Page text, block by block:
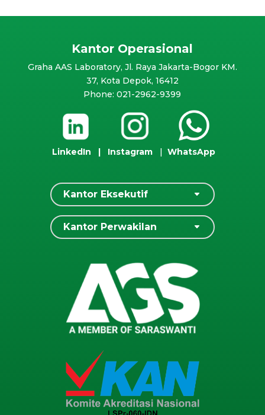
Kantor Operasional
Graha AAS Laboratory, Jl. Raya Jakarta-Bogor KM.
37, Kota Depok, 16412
Phone: 021-2962-9399
LinkedIn | Instagram| WhatsApp
Kantor Eksekutif
Kantor Perwakilan